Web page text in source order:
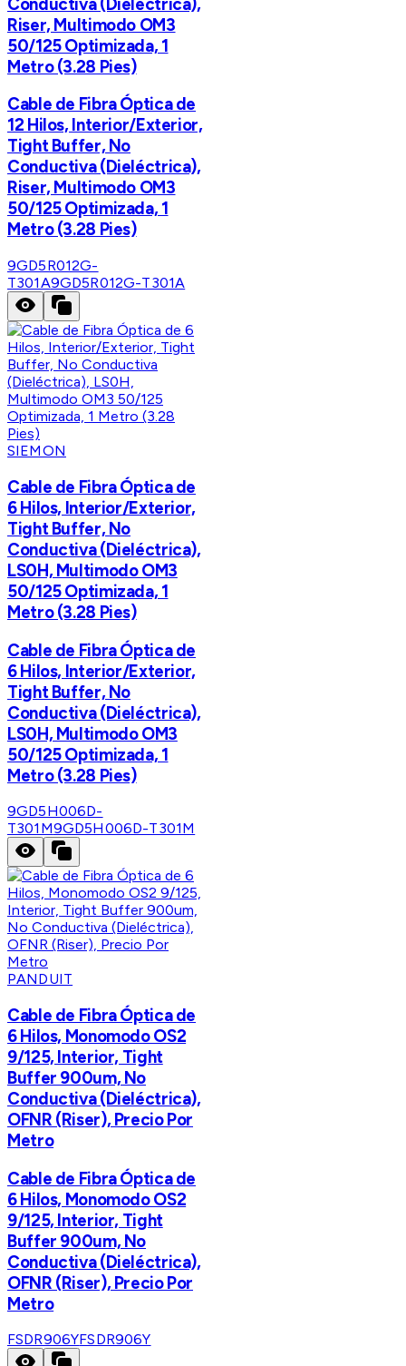
Riser, Multimodo OM3
50/125 Optimizada, 1
Metro (3.28 Pies)
Cable de Fibra Óptica de
12 Hilos, Interior/Exterior,
Tight Buffer, No
Conductiva (Dieléctrica),
Riser, Multimodo OM3
50/125 Optimizada, 1
Metro (3.28 Pies)
9GD5R012G-
T301A9GD5R012G-T301A
SIEMON
Cable de Fibra Óptica de
6 Hilos, Interior/Exterior,
Tight Buffer, No
Conductiva (Dieléctrica),
LS0H, Multimodo OM3
50/125 Optimizada, 1
Metro (3.28 Pies)
Cable de Fibra Óptica de
6 Hilos, Interior/Exterior,
Tight Buffer, No
Conductiva (Dieléctrica),
LS0H, Multimodo OM3
50/125 Optimizada, 1
Metro (3.28 Pies)
9GD5H006D-
T301M9GD5H006D-T301M
PANDUIT
Cable de Fibra Óptica de
6 Hilos, Monomodo OS2
9/125, Interior, Tight
Buffer 900um, No
Conductiva (Dieléctrica),
OFNR (Riser), Precio Por
Metro
Cable de Fibra Óptica de
6 Hilos, Monomodo OS2
9/125, Interior, Tight
Buffer 900um, No
Conductiva (Dieléctrica),
OFNR (Riser), Precio Por
Metro
FSDR906YFSDR906Y